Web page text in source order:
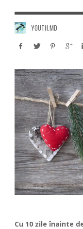
YOUTH.MD
Cu 10 zile înainte